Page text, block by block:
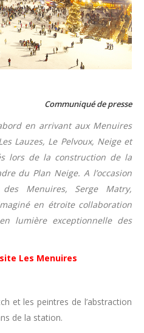
Communiqué de presse
en arrivant aux Menuires
Lauzes, Le Pelvoux, Neige et
lors de la construction de la
du Plan Neige. A l’occasion
Menuires, Serge Matry,
en étroite collaboration
lumière exceptionnelle des
Les Menuires
et les peintres de l’abstraction
de la station.